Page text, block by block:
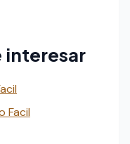
interesar
Facil